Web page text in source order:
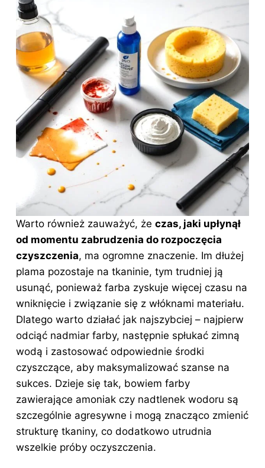
Warto również zauważyć, że czas, jaki upłynął
od momentu zabrudzenia do rozpoczęcia
czyszczenia, ma ogromne znaczenie. Im dłużej
plama pozostaje na tkaninie, tym trudniej ją
usunąć, ponieważ farba zyskuje więcej czasu na
wniknięcie i związanie się z włóknami materiału.
Dlatego warto działać jak najszybciej – najpierw
odciąć nadmiar farby, następnie spłukać zimną
wodą i zastosować odpowiednie środki
czyszczące, aby maksymalizować szanse na
sukces. Dzieje się tak, bowiem farby
zawierające amoniak czy nadtlenek wodoru są
szczególnie agresywne i mogą znacząco zmienić
strukturę tkaniny, co dodatkowo utrudnia
wszelkie próby oczyszczenia.